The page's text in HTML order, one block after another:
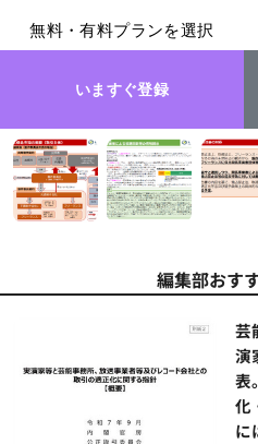
無料・有料プランを選択
いますぐ登録
編集部おす
芸
演
表
化
に